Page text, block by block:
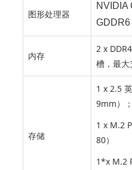
图形处理器
NVIDIA
GDDR6
内存
2 x
槽，最
存储
1 x 2.5
9mm）；
1 x M.2
80）
1*x M.2